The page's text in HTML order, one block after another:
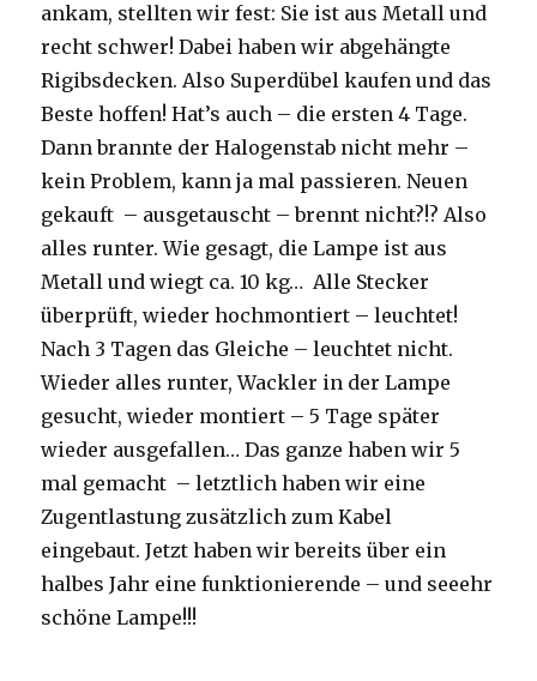
ankam, stellten wir fest: Sie ist aus Metall und
recht schwer! Dabei haben wir abgehängte
Rigibsdecken. Also Superdübel kaufen und das
Beste hoffen! Hat’s auch – die ersten 4 Tage.
Dann brannte der Halogenstab nicht mehr –
kein Problem, kann ja mal passieren. Neuen
gekauft – ausgetauscht – brennt nicht?!? Also
alles runter. Wie gesagt, die Lampe ist aus
Metall und wiegt ca. 10 kg… Alle Stecker
überprüft, wieder hochmontiert – leuchtet!
Nach 3 Tagen das Gleiche – leuchtet nicht.
Wieder alles runter, Wackler in der Lampe
gesucht, wieder montiert – 5 Tage später
wieder ausgefallen… Das ganze haben wir 5
mal gemacht – letztlich haben wir eine
Zugentlastung zusätzlich zum Kabel
eingebaut. Jetzt haben wir bereits über ein
halbes Jahr eine funktionierende – und seeehr
schöne Lampe!!!